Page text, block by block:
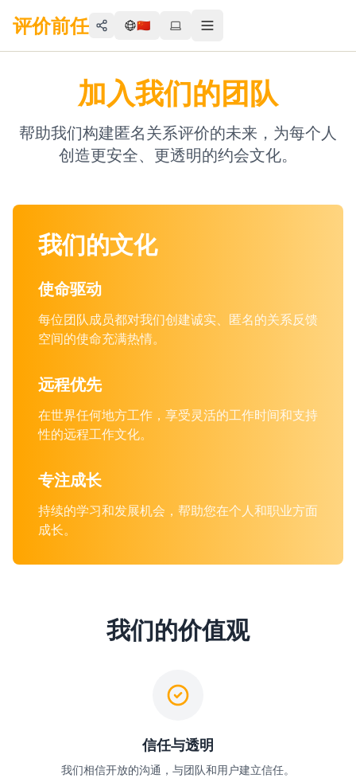
评价前任 Share 🇨🇳 Toggle menu
加入我们的团队
帮助我们构建匿名关系评价的未来，为每个人
创造更安全、更透明的约会文化。
我们的文化
使命驱动
每位团队成员都对我们创建诚实、匿名的关系反馈
空间的使命充满热情。
远程优先
在世界任何地方工作，享受灵活的工作时间和支持
性的远程工作文化。
专注成长
持续的学习和发展机会，帮助您在个人和职业方面
成长。
我们的价值观
信任与透明
我们相信开放的沟通，与团队和用户建立信任。